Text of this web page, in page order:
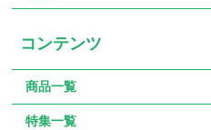
コンテンツ
商品一覧
特集一覧